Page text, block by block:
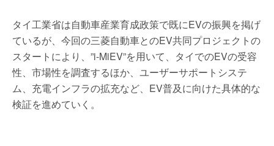
タイ工業省は自動車産業育成政策で既にEVの振興を掲げ
ているが、今回の三菱自動車とのEV共同プロジェクトの
スタートにより、”i-MiEV”を用いて、タイでのEVの受容
性、市場性を調査するほか、ユーザーサポートシステ
ム、充電インフラの拡充など、EV普及に向けた具体的な
検証を進めていく。